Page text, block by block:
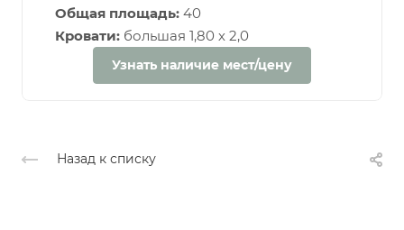
Общая площадь: 40
Кровати: большая 1,80 х 2,0
Узнать наличие мест/цену
Назад к списку